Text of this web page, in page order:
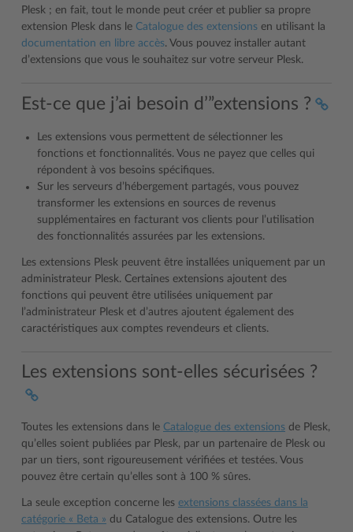
Plesk ; en fait, tout le monde peut créer et publier sa propre
extension Plesk dans le Catalogue des extensions en utilisant la
documentation en libre accès. Vous pouvez installer autant
d’extensions que vous le souhaitez sur votre serveur Plesk.
Est-ce que j’ai besoin d’”extensions ?
Les extensions vous permettent de sélectionner les
fonctions et fonctionnalités. Vous ne payez que celles qui
répondent à vos besoins spécifiques.
Sur les serveurs d’hébergement partagés, vous pouvez
transformer les extensions en sources de revenus
supplémentaires en facturant vos clients pour l’utilisation
des fonctionnalités assurées par les extensions.
Les extensions Plesk peuvent être installées uniquement par un
administrateur Plesk. Certaines extensions ajoutent des
fonctions qui peuvent être utilisées uniquement par
l’administrateur Plesk et d’autres ajoutent également des
caractéristiques aux comptes revendeurs et clients.
Les extensions sont-elles sécurisées ?
Toutes les extensions dans le Catalogue des extensions de Plesk,
qu’elles soient publiées par Plesk, par un partenaire de Plesk ou
par un tiers, sont rigoureusement vérifiées et testées. Vous
pouvez être certain qu’elles sont à 100 % sûres.
La seule exception concerne les extensions classées dans la
catégorie « Beta » du Catalogue des extensions. Outre les